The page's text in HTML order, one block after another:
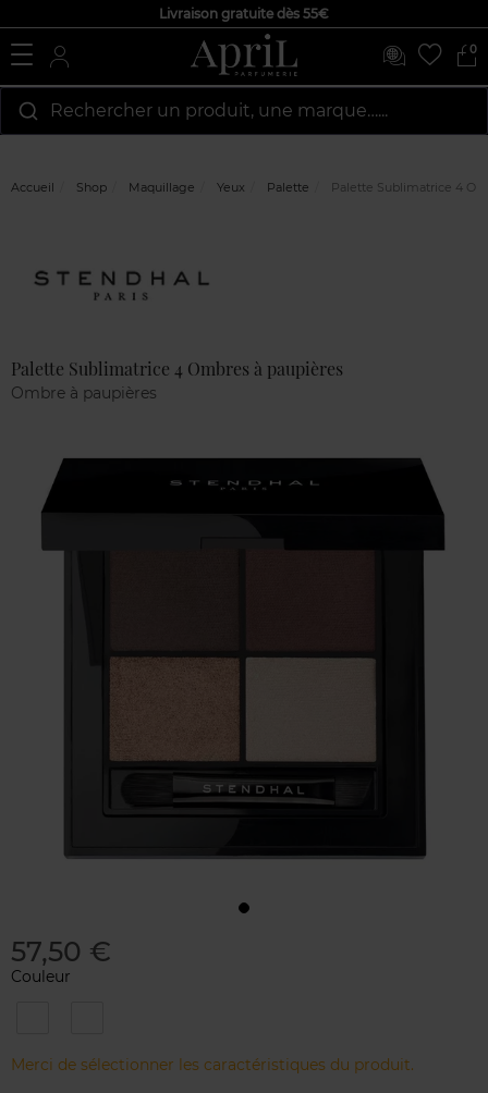
Livraison gratuite dès 55€
0
Rechercher un produit, une marque…...
Accueil Shop Maquillage Yeux Palette Palette Sublimatrice 4
Palette Sublimatrice 4 Ombres à paupières
Ombre à paupières
57,50 €
Couleur
Les
Cuivres
Les
Améthystes
Merci de sélectionner les caractéristiques du produit.